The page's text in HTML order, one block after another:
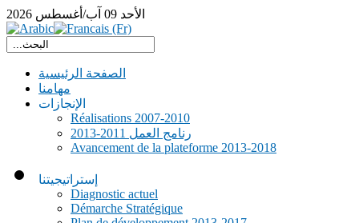
الأحد 09 آب/أغسطس 2026
الصفحة الرئيسية
مهامنا
الإنجازات
Réalisations 2007-2010
رنامج العمل 2011-2013
Avancement de la plateforme 2013-2018
إستراتيجيتنا
Diagnostic actuel
Démarche Stratégique